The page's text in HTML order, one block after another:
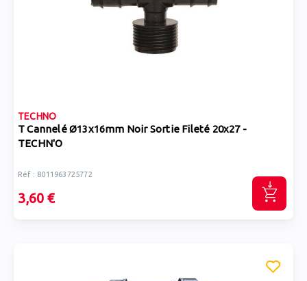
TECHNO
T Cannelé Ø13x16mm Noir Sortie Fileté 20x27 -
TECHN'O
Réf : 8011963725772
3,60 €